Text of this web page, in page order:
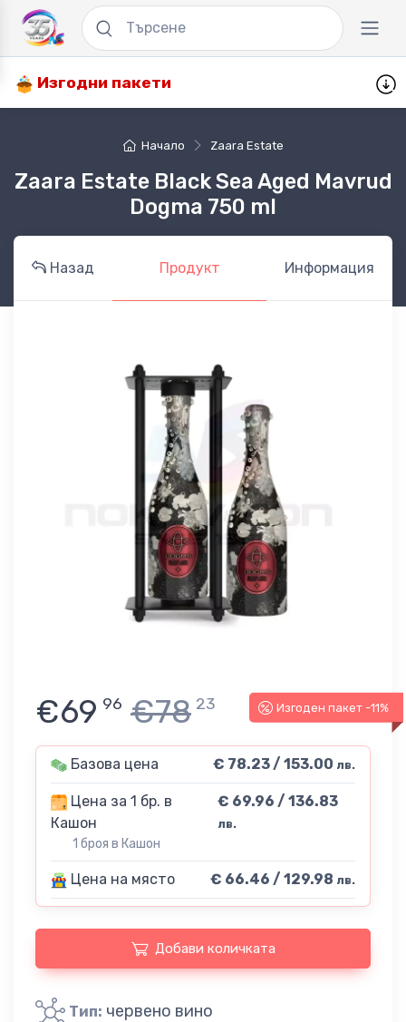
Изгодни пакети
Начало Zaara Estate
Zaara Estate Black Sea Aged Mavrud
Dogma 750 ml
Назад Продукт Информация
Изгоден пакет -11%
€69 96 €78 23
Базова цена € 78.23 / 153.00 лв.
Цена за 1 бр. в
Кашон
1 броя в Кашон
€ 69.96 / 136.83
лв.
Цена на място € 66.46 / 129.98 лв.
Добави количката
Тип: червено вино